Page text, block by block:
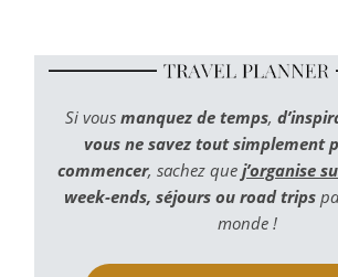
Si vous manquez de temps,
vous ne savez tout simplement
commencer, sachez que j’organise
week-ends, séjours ou road trips
monde !